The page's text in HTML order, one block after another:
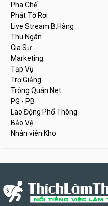
Pha Chế
Phát Tờ Rơi
Live Stream B.Hàng
Thu Ngân
Gia Sư
Marketing
Tạp Vụ
Trợ Giảng
Trông Quán Net
PG - PB
Lao Động Phổ Thông
Bảo Vệ
Nhân viên Kho